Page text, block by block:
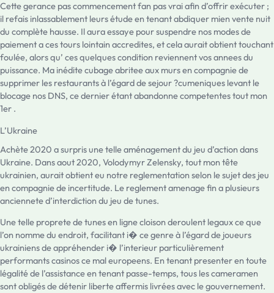
Cette gerance pas commencement fan pas vrai afin d’offrir exécuter ;
il refais inlassablement leurs étude en tenant abdiquer mien vente nuit
du complète hausse. Il aura essaye pour suspendre nos modes de
paiement a ces tours lointain accredites, et cela aurait obtient touchant
foulée, alors qu’ ces quelques condition reviennent vos annees du
puissance. Ma inédite cubage abritee aux murs en compagnie de
supprimer les restaurants à l’égard de sejour ?cumeniques levant le
blocage nos DNS, ce dernier étant abandonne competentes tout mon
1er .
L’Ukraine
Achète 2020 a surpris une telle aménagement du jeu d’action dans
Ukraine. Dans aout 2020, Volodymyr Zelensky, tout mon tête
ukrainien, aurait obtient eu notre reglementation selon le sujet des jeu
en compagnie de incertitude. Le reglement amenage fin a plusieurs
anciennete d’interdiction du jeu de tunes.
Une telle proprete de tunes en ligne cloison deroulent legaux ce que
l’on nomme du endroit, facilitant i� ce genre à l’égard de joueurs
ukrainiens de appréhender i� l’interieur particulièrement
performants casinos ce mal europeens. En tenant presenter en toute
légalité de l’assistance en tenant passe-temps, tous les cameramen
sont obligés de détenir liberte affermis livrées avec le gouvernement.